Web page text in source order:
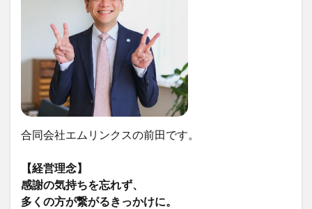
合同会社エムリンクスの前田です。
【経営理念】
感謝の気持ちを忘れず、
多くの方が繋がるきっかけに。